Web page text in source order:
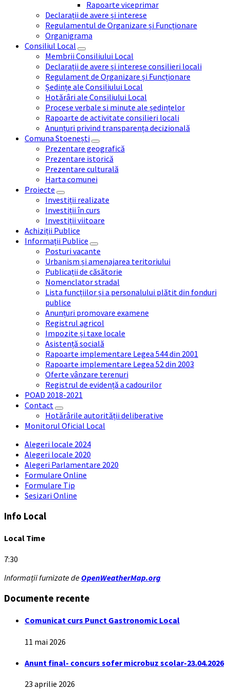
Rapoarte viceprimar
Declarații de avere și interese
Regulamentul de Organizare și Funcționare
Organigrama
Consiliul Local
Membrii Consiliului Local
Declarații de avere și interese consilieri locali
Regulament de Organizare și Funcționare
Ședințe ale Consiliului Local
Hotărâri ale Consiliului Local
Procese verbale si minute ale ședințelor
Rapoarte de activitate consilieri locali
Anunțuri privind transparența decizională
Comuna Stoenești
Prezentare geografică
Prezentare istorică
Prezentare culturală
Harta comunei
Proiecte
Investiții realizate
Investiții în curs
Investiții viitoare
Achiziții Publice
Informații Publice
Posturi vacante
Urbanism și amenajarea teritoriului
Publicații de căsătorie
Nomenclator stradal
Lista funcțiilor și a personalului plătit din fonduri
publice
Anunțuri promovare examene
Registrul agricol
Impozite și taxe locale
Asistență socială
Rapoarte implementare Legea 544 din 2001
Rapoarte implementare Legea 52 din 2003
Oferte vânzare terenuri
Registrul de evidență a cadourilor
POAD 2018-2021
Contact
Hotărârile autorității deliberative
Monitorul Oficial Local
Alegeri locale 2024
Alegeri locale 2020
Alegeri Parlamentare 2020
Formulare Online
Formulare Tip
Sesizari Online
Info Local
Local Time
7:30
Informații furnizate de OpenWeatherMap.org
Documente recente
Comunicat curs Punct Gastronomic Local
11 mai 2026
Anunt final- concurs sofer microbuz scolar-23.04.2026
23 aprilie 2026